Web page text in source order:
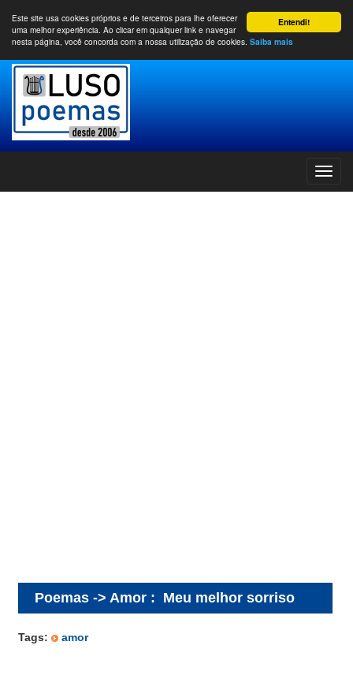
Entendi!
Este site usa cookies próprios e de terceiros para lhe oferecer
uma melhor experiência. Ao clicar em qualquer link e navegar
nesta página, você concorda com a nossa utilização de cookies. Saiba mais
Poemas -> Amor : Meu melhor sorriso
Tags: amor